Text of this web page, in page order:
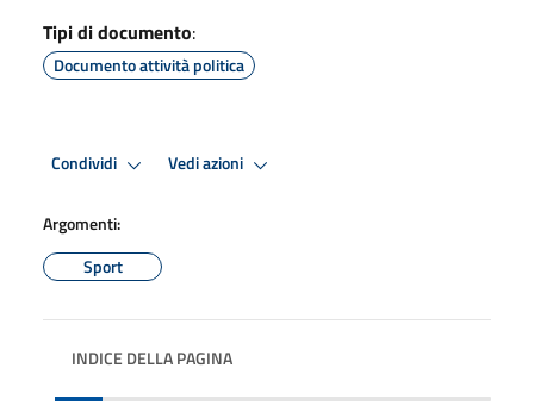
Tipi di documento:
Documento attività politica
Condividi Vedi azioni
Argomenti:
Sport
INDICE DELLA PAGINA